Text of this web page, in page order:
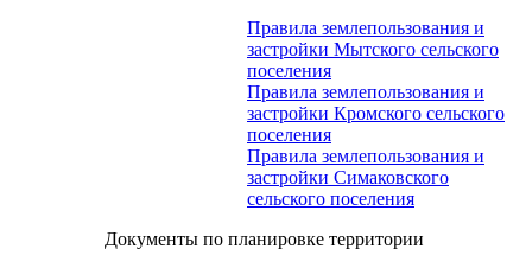
Правила землепользования и
застройки Мытского сельского
поселения
Правила землепользования и
застройки Кромского сельского
поселения
Правила землепользования и
застройки Симаковского
сельского поселения
Документы по планировке территории